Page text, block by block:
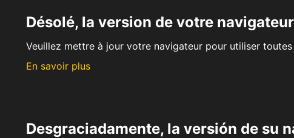
Désolé, la version de votre
Veuillez mettre à jour votre navigateur pour utiliser
En savoir plus
Desgraciadamente, la versión de su